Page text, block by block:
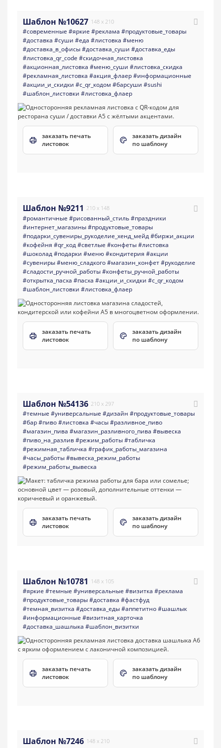
Шаблон №10627 148 x 210
#современные #яркие #реклама #продуктовые_товары
#доставка #суши #еда #листовка #меню
#доставка_в_офисы#доставка_суши #доставка_еды
#листовка_qr_code #скидочная_листовка
#акционная_листовка #меню_суши #листовка_скидка
#рекламная_листовка #акция_флаер#информационные
#акции_и_скидки #с_qr_кодом #барсуши #sushi
#шаблон_листовки #листовка_флаер
заказать печать
листовок
заказать дизайн
по шаблону
Шаблон №9211 210 x 148
#романтичные #рисованный_стиль#праздники
#интернет_магазины#продуктовые_товары
#подарки_сувениры_рукоделие_хенд_мейд#биржи_акции
#кофейня #qr_код#светлые #конфеты#листовка
#шоколад#подарки #меню#кондитерия #акции
#сувениры#меню_сладкого#магазин_конфет#рукоделие
#сладости_ручной_работы#конфеты_ручной_работы
#открытка_пасха #пасха #акции_и_скидки #с_qr_кодом
#шаблон_листовки #листовка_флаер
заказать печать
листовок
заказать дизайн
по шаблону
Шаблон №54136 210 x 297
#темные #универсальные #дизайн #продуктовые_товары
#бар#пиво#листовка #часы#разливное_пиво
#магазин_пива #магазин_разливного_пива #вывеска
#пиво_на_разлив#режим_работы#табличка
#режимная_табличка #график_работы_магазина
#часы_работы#вывеска_режим_работы
#режим_работы_вывеска
заказать печать
листовок
заказать дизайн
по шаблону
Шаблон №10781 148 x 105
#яркие #темные #универсальные #визитка #реклама
#продуктовые_товары#доставка #фастфуд
#темная_визитка #доставка_еды#аппетитно#шашлык
#информационные #визитная_карточка
#доставка_шашлыка #шаблон_визитки
заказать печать
листовок
заказать дизайн
по шаблону
Шаблон №7246 148 x 210